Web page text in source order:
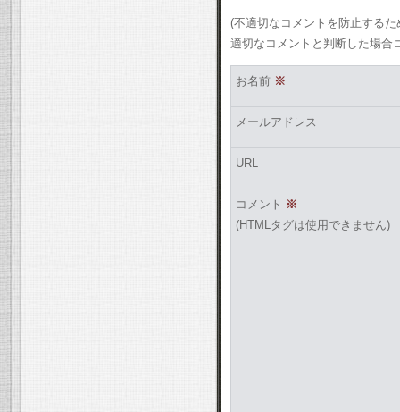
(不適切なコメントを防止する
適切なコメントと判断した場合
お名前 ※
メールアドレス
URL
コメント ※
(HTMLタグは使用できません)